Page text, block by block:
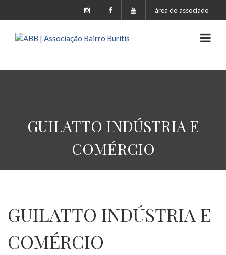
área do associado
GUILATTO INDÚSTRIA E
COMÉRCIO
GUILATTO INDÚSTRIA E
COMÉRCIO